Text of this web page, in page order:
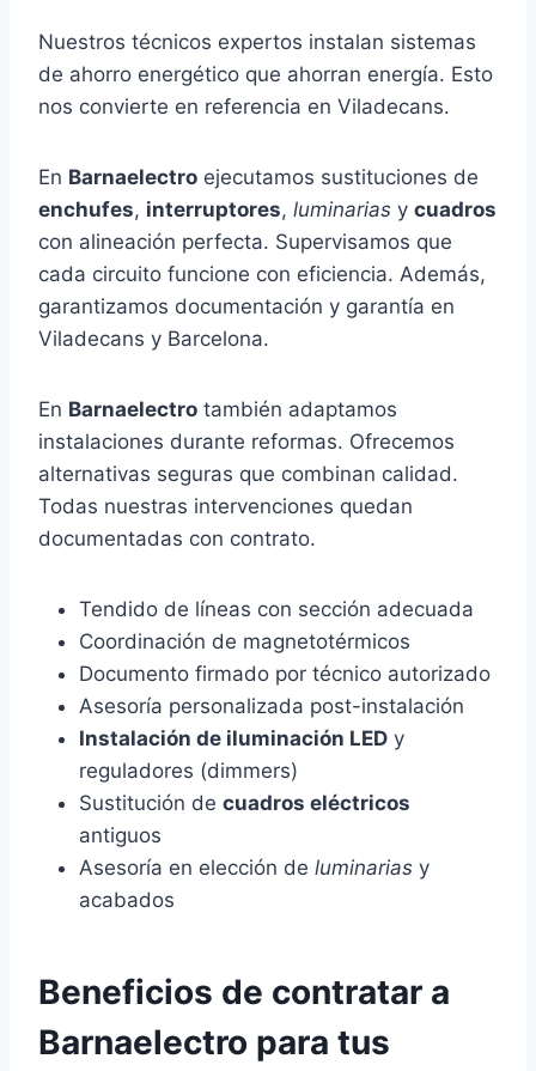
Nuestros técnicos expertos instalan sistemas
de ahorro energético que ahorran energía. Esto
nos convierte en referencia en Viladecans.
En Barnaelectro ejecutamos sustituciones de
enchufes, interruptores, luminarias y cuadros
con alineación perfecta. Supervisamos que
cada circuito funcione con eficiencia. Además,
garantizamos documentación y garantía en
Viladecans y Barcelona.
En Barnaelectro también adaptamos
instalaciones durante reformas. Ofrecemos
alternativas seguras que combinan calidad.
Todas nuestras intervenciones quedan
documentadas con contrato.
Tendido de líneas con sección adecuada
Coordinación de magnetotérmicos
Documento firmado por técnico autorizado
Asesoría personalizada post-instalación
Instalación de iluminación LED y
reguladores (dimmers)
Sustitución de cuadros eléctricos
antiguos
Asesoría en elección de luminarias y
acabados
Beneficios de contratar a
Barnaelectro para tus